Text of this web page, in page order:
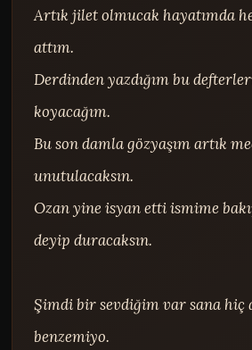
Artık jilet olmucak hayatımda
attım.
Derdinden yazdığım bu
koyacağım.
Bu son damla gözyaşım artık
unutulacaksın.
Ozan yine isyan etti ismime
deyip duracaksın.
Şimdi bir sevdiğim var sana hiç
benzemiyo.